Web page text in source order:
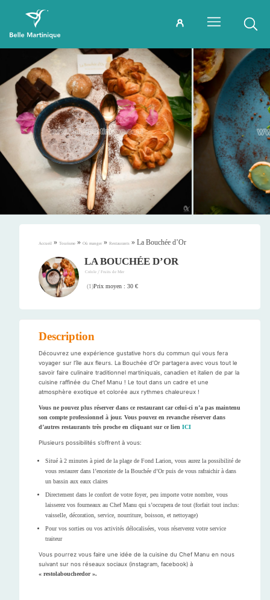
Accueil » Tourisme » Où manger » Restaurants » La Bouchée d’Or
LA BOUCHÉE D’OR
Créole / Fruits de Mer
(1)Prix moyen : 30 €
Description
Découvrez une expérience gustative hors du commun qui vous fera
voyager sur l’île aux fleurs. La Bouchée d’Or partagera avec vous tout le
savoir faire culinaire traditionnel martiniquais, canadien et italien de par la
cuisine raffinée du Chef Manu ! Le tout dans un cadre et une
atmosphère exotique et colorée aux rythmes chaleureux !
Vous ne pouvez plus réserver dans ce restaurant car celui-ci n’a pas maintenu
son compte professionnel à jour. Vous pouvez en revanche réserver dans
d’autres restaurants très proche en cliquant sur ce lien ICI
Plusieurs possibilités s’offrent à vous:
Situé à 2 minutes à pied de la plage de Fond Larion, vous aurez la possibilité de
vous restaurer dans l’enceinte de la Bouchée d’Or puis de vous rafraichir à dans
un bassin aux eaux claires
Directement dans le confort de votre foyer, peu importe votre nombre, vous
laisserez vos fourneaux au Chef Manu qui s’occupera de tout (forfait tout inclus:
vaisselle, décoration, service, nourriture, boisson, et nettoyage)
Pour vos sorties ou vos activités délocalisées, vous réserverez votre service
traiteur
Vous pourrez vous faire une idée de la cuisine du Chef Manu en nous
suivant sur nos réseaux sociaux (instagram, facebook) à
« restolaboucheedor ».